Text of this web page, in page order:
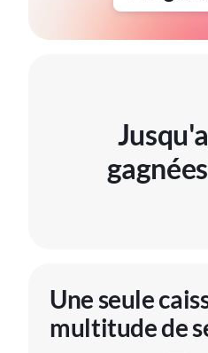
Jusqu'a
Une seule
multitude de